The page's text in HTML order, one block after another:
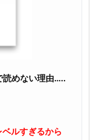
読めない理由…..
ルすぎるから